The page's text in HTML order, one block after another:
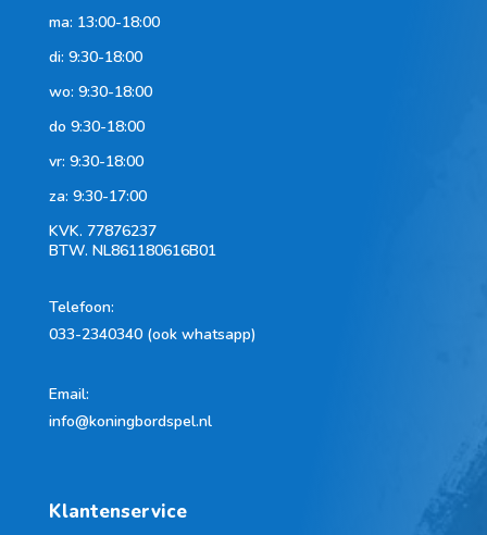
ma: 13:00-18:00
di: 9:30-18:00
wo: 9:30-18:00
do 9:30-18:00
vr: 9:30-18:00
za: 9:30-17:00
KVK. 77876237
BTW. NL861180616B01
Telefoon:
033-2340340 (ook whatsapp)
Email:
info@koningbordspel.nl
Klantenservice